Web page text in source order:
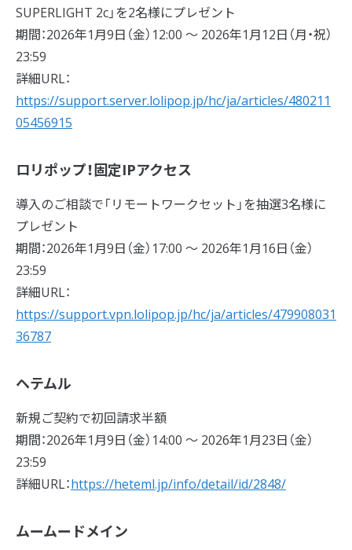
SUPERLIGHT 2c」を2名様にプレゼント
期間：2026年1月9日（金）12:00 〜 2026年1月12日（月・祝）
23:59
詳細URL：
https://support.server.lolipop.jp/hc/ja/articles/480211
05456915
ロリポップ！固定IPアクセス
導入のご相談で「リモートワークセット」を抽選3名様に
プレゼント
期間：2026年1月9日（金）17:00 〜 2026年1月16日（金）
23:59
詳細URL：
https://support.vpn.lolipop.jp/hc/ja/articles/479908031
36787
ヘテムル
新規ご契約で初回請求半額
期間：2026年1月9日（金）14:00 〜 2026年1月23日（金）
23:59
詳細URL：https://heteml.jp/info/detail/id/2848/
ムームードメイン